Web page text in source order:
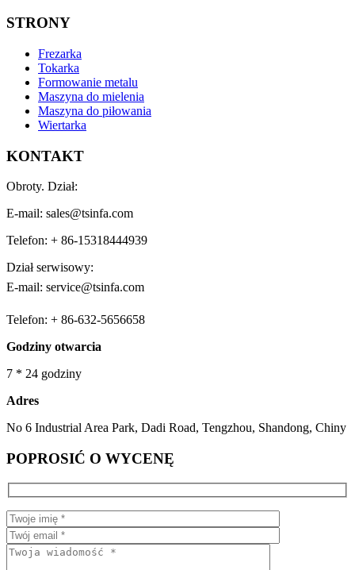
STRONY
Frezarka
Tokarka
Formowanie metalu
Maszyna do mielenia
Maszyna do piłowania
Wiertarka
KONTAKT
Obroty. Dział:
E-mail: sales@tsinfa.com
Telefon: + 86-15318444939
Dział serwisowy:
E-mail: service@tsinfa.com
Telefon: + 86-632-5656658
Godziny otwarcia
7 * 24 godziny
Adres
No 6 Industrial Area Park, Dadi Road, Tengzhou, Shandong, Chiny
POPROSIĆ O WYCENĘ